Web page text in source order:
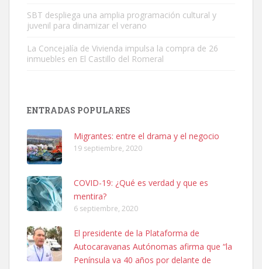
Leales.org » Gran Canaria
SHIBA PERDIDO AVDA JOSE MESA Y LOPEZ
PERRO MACHO RAZA SHIBA CON MICROCHIP PERDIDO HOY
06/07/2025 ZONA MESA Y LOPEZ. ES MUY ASUSTADIZO
Leales.org » Gran Canaria
6.7.2025
SBT despliega una amplia programación cultural y
juvenil para dinamizar el verano
La Concejalía de Vivienda impulsa la compra de 26
inmuebles en El Castillo del Romeral
ENTRADAS POPULARES
Migrantes: entre el drama y el negocio
19 septiembre, 2020
COVID-19: ¿Qué es verdad y que es
mentira?
6 septiembre, 2020
El presidente de la Plataforma de
Autocaravanas Autónomas afirma que “la
Península va 40 años por delante de